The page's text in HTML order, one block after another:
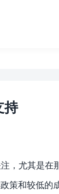
持
，尤其是在
策和较低的